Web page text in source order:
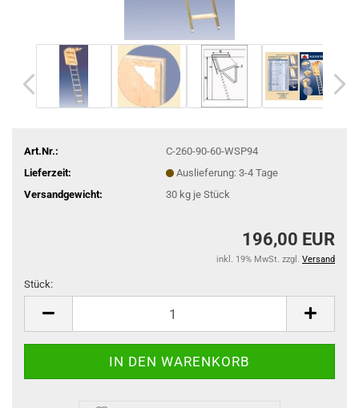
Art.Nr.:
C-260-90-60-WSP94
Lieferzeit:
Auslieferung: 3-4 Tage
Versandgewicht:
30kg je Stück
196,00 EUR
inkl. 19% MwSt. zzgl. Versand
Stück: